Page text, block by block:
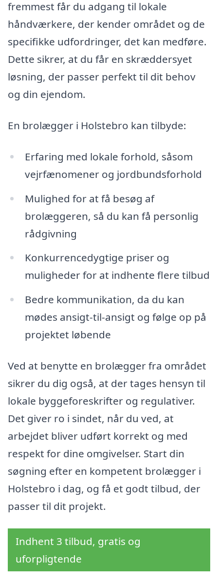
fremmest får du adgang til lokale
håndværkere, der kender området og de
specifikke udfordringer, det kan medføre.
Dette sikrer, at du får en skræddersyet
løsning, der passer perfekt til dit behov
og din ejendom.
En brolægger i Holstebro kan tilbyde:
Erfaring med lokale forhold, såsom
vejrfænomener og jordbundsforhold
Mulighed for at få besøg af
brolæggeren, så du kan få personlig
rådgivning
Konkurrencedygtige priser og
muligheder for at indhente flere tilbud
Bedre kommunikation, da du kan
mødes ansigt-til-ansigt og følge op på
projektet løbende
Ved at benytte en brolægger fra området
sikrer du dig også, at der tages hensyn til
lokale byggeforeskrifter og regulativer.
Det giver ro i sindet, når du ved, at
arbejdet bliver udført korrekt og med
respekt for dine omgivelser. Start din
søgning efter en kompetent brolægger i
Holstebro i dag, og få et godt tilbud, der
passer til dit projekt.
Indhent 3 tilbud, gratis og
uforpligtende